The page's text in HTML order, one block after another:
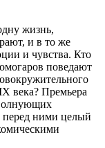
жизнь,
и в то же
и чувства. Кто
поведают
века? Премьера
перед ними целый